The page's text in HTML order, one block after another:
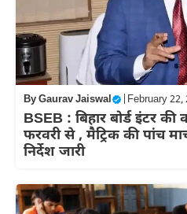
ByGaurav Jaiswal February 22,
BSEB : बिहार बोर्ड इंटर
फरवरी से , मैट्रिक की पांच
निर्देश जारी